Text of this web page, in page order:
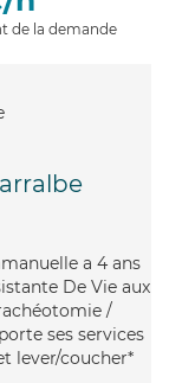
de la demande
a 4 ans
De Vie aux
/
ses services
lever/coucher*